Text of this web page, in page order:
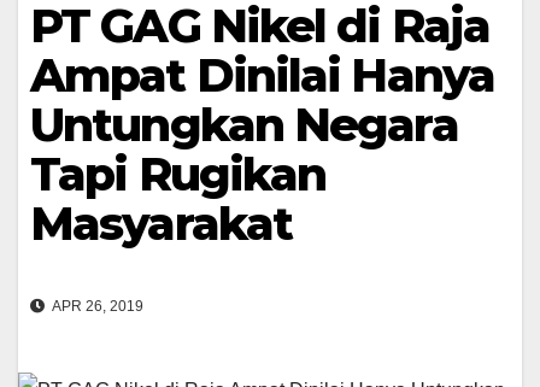
PT GAG Nikel di Raja
Ampat Dinilai Hanya
Untungkan Negara
Tapi Rugikan
Masyarakat
APR 26, 2019